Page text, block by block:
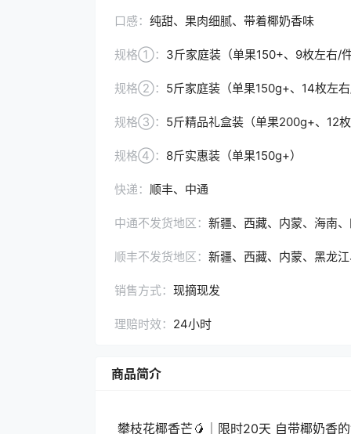
口感： 纯甜、果肉细腻、带着椰奶香味
规格①： 3斤家庭装（单果150+、9枚左右/
规格②： 5斤家庭装（单果150g+、14枚左
规格③： 5斤精品礼盒装（单果200g+、12
规格④： 8斤实惠装（单果150g+）
快递： 顺丰、中通
中通不发货地区： 新疆、西藏、内蒙、海南
顺丰不发货地区： 新疆、西藏、内蒙、黑龙
销售方式： 现摘现发
理赔时效： 24小时
商品简介
攀枝花椰香芒🥭｜限时20天 自带椰奶香